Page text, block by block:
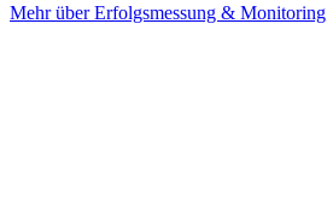
Mehr über Erfolgsmessung & Monitoring